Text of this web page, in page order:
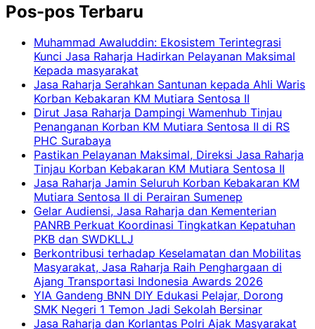
Pos-pos Terbaru
Muhammad Awaluddin: Ekosistem Terintegrasi
Kunci Jasa Raharja Hadirkan Pelayanan Maksimal
Kepada masyarakat
Jasa Raharja Serahkan Santunan kepada Ahli Waris
Korban Kebakaran KM Mutiara Sentosa II
Dirut Jasa Raharja Dampingi Wamenhub Tinjau
Penanganan Korban KM Mutiara Sentosa II di RS
PHC Surabaya
Pastikan Pelayanan Maksimal, Direksi Jasa Raharja
Tinjau Korban Kebakaran KM Mutiara Sentosa II
Jasa Raharja Jamin Seluruh Korban Kebakaran KM
Mutiara Sentosa II di Perairan Sumenep
Gelar Audiensi, Jasa Raharja dan Kementerian
PANRB Perkuat Koordinasi Tingkatkan Kepatuhan
PKB dan SWDKLLJ
Berkontribusi terhadap Keselamatan dan Mobilitas
Masyarakat, Jasa Raharja Raih Penghargaan di
Ajang Transportasi Indonesia Awards 2026
YIA Gandeng BNN DIY Edukasi Pelajar, Dorong
SMK Negeri 1 Temon Jadi Sekolah Bersinar
Jasa Raharja dan Korlantas Polri Ajak Masyarakat